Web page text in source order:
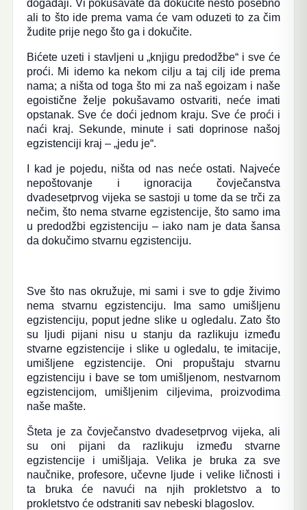
događaji. Vi pokušavate da dokučite nešto posebno
ali to što ide prema vama će vam oduzeti to za čim
žudite prije nego što ga i dokučite.
Bićete uzeti i stavljeni u „knjigu predodžbe“ i sve će
proći. Mi idemo ka nekom cilju a taj cilj ide prema
nama; a ništa od toga što mi za naš egoizam i naše
egoistične želje pokušavamo ostvariti, neće imati
opstanak. Sve će doći jednom kraju. Sve će proći i
naći kraj. Sekunde, minute i sati doprinose našoj
egzistenciji kraj – „jedu je“.
I kad je pojedu, ništa od nas neće ostati. Najveće
nepoštovanje i ignoracija čovječanstva
dvadesetprvog vijeka se sastoji u tome da se trči za
nečim, što nema stvarne egzistencije, što samo ima
u predodžbi egzistenciju – iako nam je data šansa
da dokučimo stvarnu egzistenciju.
Sve što nas okružuje, mi sami i sve to gdje živimo
nema stvarnu egzistenciju. Ima samo umišljenu
egzistenciju, poput jedne slike u ogledalu. Zato što
su ljudi pijani nisu u stanju da razlikuju između
stvarne egzistencije i slike u ogledalu, te imitacije,
umišljene egzistencije. Oni propuštaju stvarnu
egzistenciju i bave se tom umišljenom, nestvarnom
egzistencijom, umišljenim ciljevima, proizvodima
naše mašte.
Šteta je za čovječanstvo dvadesetprvog vijeka, ali
su oni pijani da razlikuju između stvarne
egzistencije i umišljaja. Velika je bruka za sve
naučnike, profesore, učevne ljude i velike ličnosti i
ta bruka će navući na njih prokletstvo a to
prokletstvo će odstraniti sav nebeski blagoslov.